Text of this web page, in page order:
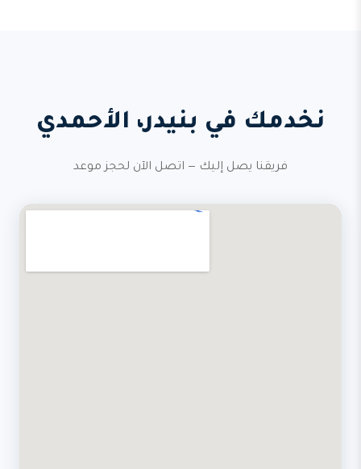
نخدمك في بنيدر، الأحمدي
فريقنا يصل إليك — اتصل الآن لحجز موعد